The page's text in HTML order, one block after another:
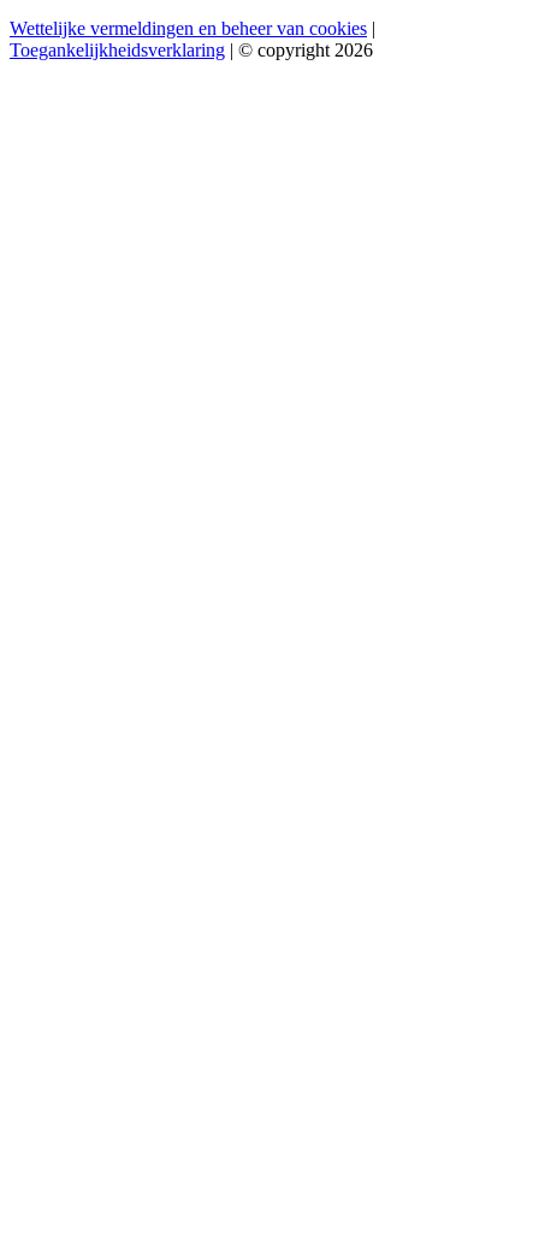
Wettelijke vermeldingen en beheer van cookies |
Toegankelijkheidsverklaring | © copyright 2026